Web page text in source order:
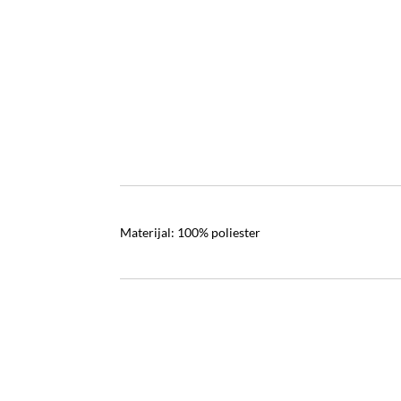
Materijal: 100% poliester